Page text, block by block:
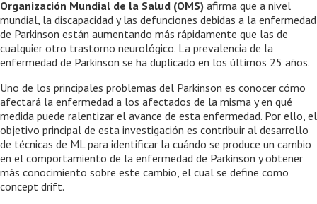
Organización Mundial de la Salud (OMS) afirma que a nivel
mundial, la discapacidad y las defunciones debidas a la enfermedad
de Parkinson están aumentando más rápidamente que las de
cualquier otro trastorno neurológico. La prevalencia de la
enfermedad de Parkinson se ha duplicado en los últimos 25 años.
Uno de los principales problemas del Parkinson es conocer cómo
afectará la enfermedad a los afectados de la misma y en qué
medida puede ralentizar el avance de esta enfermedad. Por ello, el
objetivo principal de esta investigación es contribuir al desarrollo
de técnicas de ML para identificar la cuándo se produce un cambio
en el comportamiento de la enfermedad de Parkinson y obtener
más conocimiento sobre este cambio, el cual se define como
concept drift.